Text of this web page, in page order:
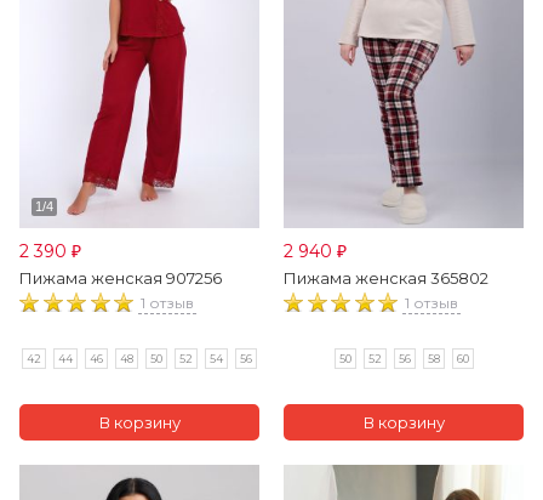
2 390 ₽
Пижама женская 907256
1 отзыв
42 44 46 48 50 52 54 56
2 940 ₽
Пижама женская 365802
1 отзыв
50 52 56 58 60